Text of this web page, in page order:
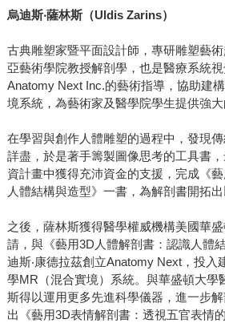
烏迪斯‧薩林斯（Uldis Zarins）
古典雕塑家暨平面設計師，專研雕塑藝
亞藝術學院教授解剖學，也是醫療系統
Anatomy Next Inc.的藝術指導，協助建
境系統，為藝術家及醫學院學生提供強大
在學習與創作人體雕塑的過程中，發現
詳盡，於是著手籌製圖像思考的工具書
資計畫中獲得充沛資金的支援，完成《
人體結構與造型》一書，為解剖書開拓出
之後，薩林斯獲得醫學權威機構美國華
請，與《藝用3D人體解剖書：認識人體
迪斯‧康德拉茲創立Anatomy Next，投入
學MR（混合實境）系統。與華盛頓大學
斯得以運用更多先進科學儀器，進一步
出《藝用3D表情解剖書：透視五官表情